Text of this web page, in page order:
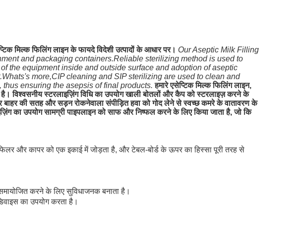
मिल्क फिलिंग लाइन के फायदे विदेशी उत्पादों के आधार पर। Our Aseptic Milk Filling
and packaging containers.Reliable sterilizing method is used to
the equipment inside and outside surface and adoption of aseptic
more,CIP cleaning and SIP sterilizing are used to clean and
ensuring the asepsis of final products. हमारे एसेप्टिक मिल्क फिलिंग लाइन,
विश्वसनीय स्टरलाइज़िंग विधि का उपयोग खाली बोतलों और कैप को स्टरलाइज़ करने के
की सतह और सड़न रोकनेवाला संपीड़ित हवा को गोद लेने से स्वच्छ कमरे के वातावरण के
का उपयोग सामग्री पाइपलाइन को साफ और निष्फल करने के लिए किया जाता है, जो कि
और कापर को एक इकाई में जोड़ता है, और टेबल-बोर्ड के ऊपर का हिस्सा पूरी तरह से
करने के लिए सुविधाजनक बनाता है।
का उपयोग करता है।